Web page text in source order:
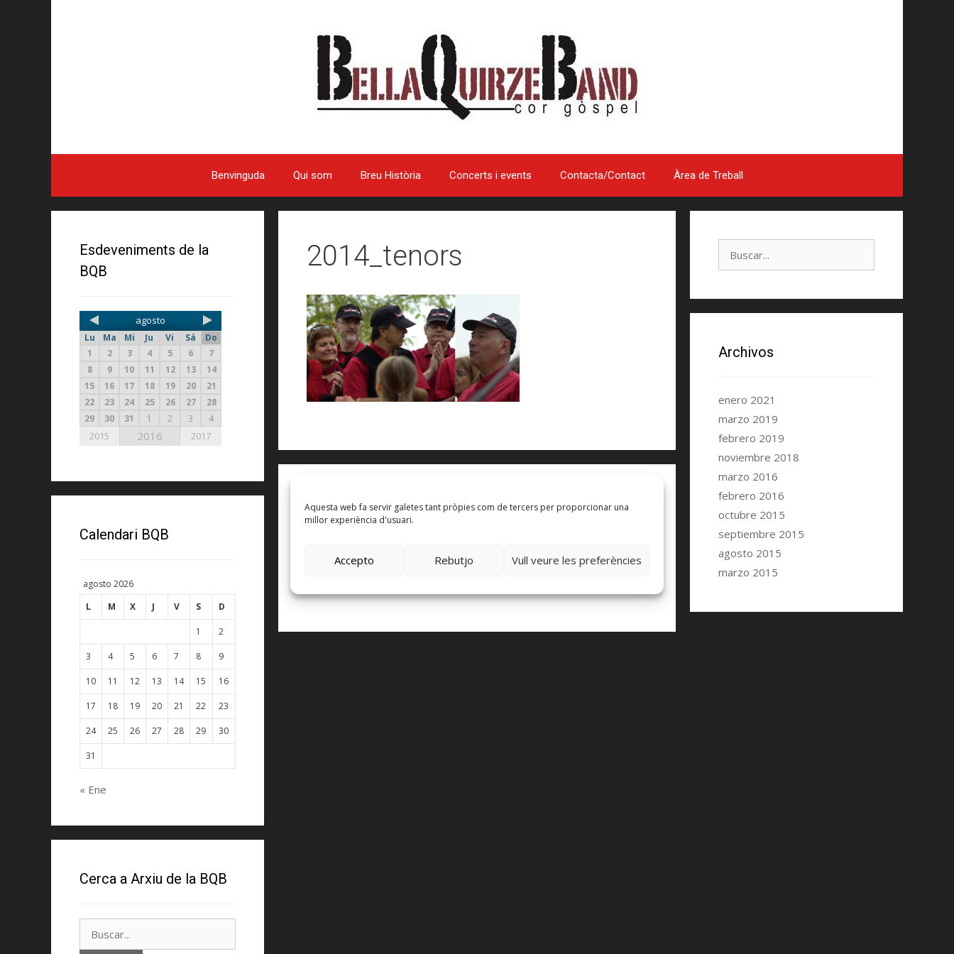
Aquesta web fa servir galetes tant pròpies com de tercers per proporcionar una
millor experiència d'usuari.
Accepto Rebutjo Vull veure les preferències
Benvinguda Qui som Breu Història Concerts i events Contacta/Contact Àrea de Treball
2014_tenors
Deja un comentario
Este sitio usa Akismet para reducir el spam.Aprende cómo se
Esdeveniments de la
BQB
agosto
Lu Ma Mi Ju Vi Sá
Do
1
2 3 4 5 6
7
8
9 10 11 12 13
14
15
16 17 18 19 20
21
22
23 24 25 26 27
28
29
30 31 1 2 3 4
2015 2016 2017
Calendari BQB
agosto 2026
L
M X J V S D
1 2
3 4 5 6 7 8 9
10 11 12 13 14 15 16
17 18 19 20 21 22 23
24 25 26 27 28 29 30
31
« Ene
Cerca a Arxiu de la BQB
Archivos
enero 2021
marzo 2019
febrero 2019
noviembre 2018
marzo 2016
febrero 2016
octubre 2015
septiembre 2015
agosto 2015
marzo 2015